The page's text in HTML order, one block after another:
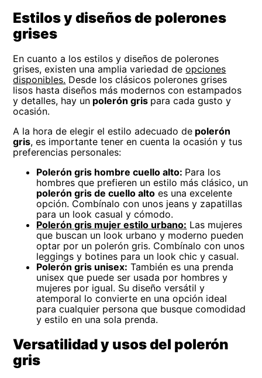
Estilos y diseños de polerones
grises
En cuanto a los estilos y diseños de polerones
grises, existen una amplia variedad deopciones
disponibles. Desde los clásicos polerones grises
lisos hasta diseños más modernos con estampados
y detalles, hay un polerón gris para cada gusto y
ocasión.
A la hora de elegir el estilo adecuado de polerón
gris, es importante tener en cuenta la ocasión y tus
preferencias personales:
Polerón gris hombre cuello alto: Para los
hombres que prefieren un estilo más clásico, un
polerón gris de cuello alto es una excelente
opción. Combínalo con unos jeans y zapatillas
para un look casual y cómodo.
Polerón gris mujer estilo urbano: Las mujeres
que buscan un look urbano y moderno pueden
optar por un polerón gris. Combínalo con unos
leggings y botines para un look chic y casual.
Polerón gris unisex: También es una prenda
unisex que puede ser usada por hombres y
mujeres por igual. Su diseño versátil y
atemporal lo convierte en una opción ideal
para cualquier persona que busque comodidad
y estilo en una sola prenda.
Versatilidad y usos del polerón
gris